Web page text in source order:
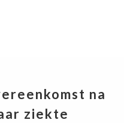
na
ziekte